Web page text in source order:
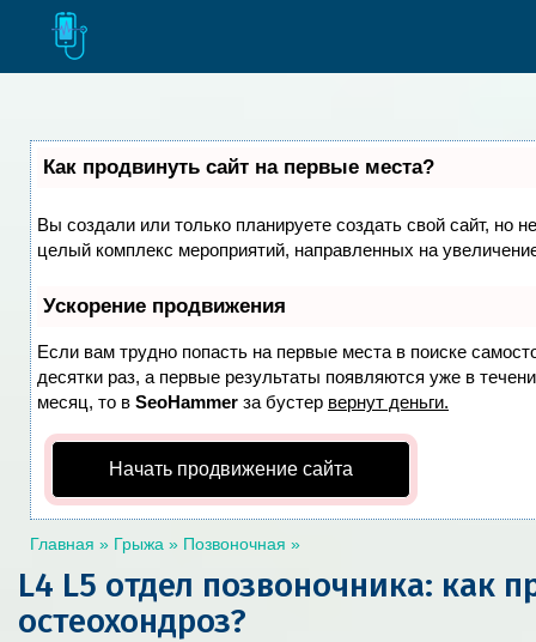
Как продвинуть сайт на первые места?
Вы создали или только планируете создать свой сайт, но
целый комплекс мероприятий, направленных на
Ускорение продвижения
Если вам трудно попасть на первые места в поиске
десятки раз, а первые результаты появляются уже в
месяц, то в SeoHammer за бустер вернут деньги.
Начать продвижение сайта
Главная » Грыжа » Позвоночная »
L4 L5 отдел позвоночника: как
остеохондроз?